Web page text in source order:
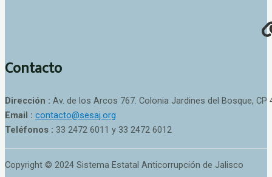
Contacto
Dirección : Av. de los Arcos 767. Colonia Jardines del Bosque, CP
Email : contacto@sesaj.org
Teléfonos : 33 2472 6011 y 33 2472 6012
Copyright © 2024 Sistema Estatal Anticorrupción de Jalisco